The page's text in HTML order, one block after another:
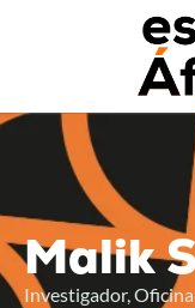
Malik
Investigador,